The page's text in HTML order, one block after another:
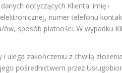
dotyczących Klienta: imię i
numer telefonu
sposób płatności. W wypadku
ulega zakończeniu z chwilą złożenia
pośrednictwem przez